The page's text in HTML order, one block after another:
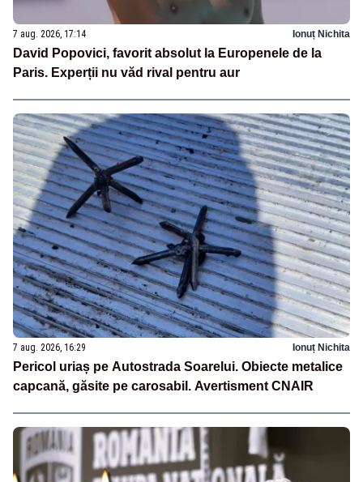
7 aug. 2026, 17:14 Ionuț Nichita
David Popovici, favorit absolut la Europenele de la
Paris. Experții nu văd rival pentru aur
7 aug. 2026, 16:29 Ionuț Nichita
Pericol uriaș pe Autostrada Soarelui. Obiecte metalice
capcană, găsite pe carosabil. Avertisment CNAIR